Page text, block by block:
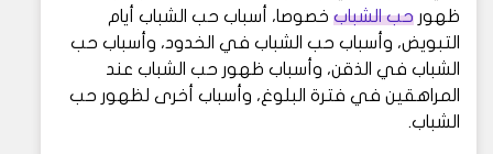
ظهور حب الشباب خصوصا، أسباب حب الشباب أيام
التبويض، وأسباب حب الشباب في الخدود، وأسباب حب
الشباب في الذقن، وأسباب ظهور حب الشباب عند
المراهقين في فترة البلوغ، وأسباب أخرى لظهور حب
الشباب.